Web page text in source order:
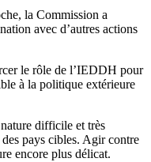
la Commission a
avec d’autres actions
le rôle de l’IEDDH pour
à la politique extérieure
difficile et très
pays cibles. Agir contre
encore plus délicat.